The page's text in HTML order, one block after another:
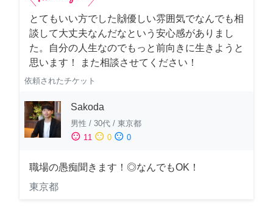
とてもいい方でした🙌優しい雰囲気でなんでも相
談して大丈夫なんだなという安心感がありまし
た。自分の人生なのでもっと前向きに生きようと
思います！ また相談させてください！
依頼されたチケット
Sakoda
男性 / 30代 / 東京都
sentiment_satisfied 11 sentiment_neutral 0 sentiment_dissatisfied 0
職場の愚痴聞きます！◎なんでもOK！
東京都